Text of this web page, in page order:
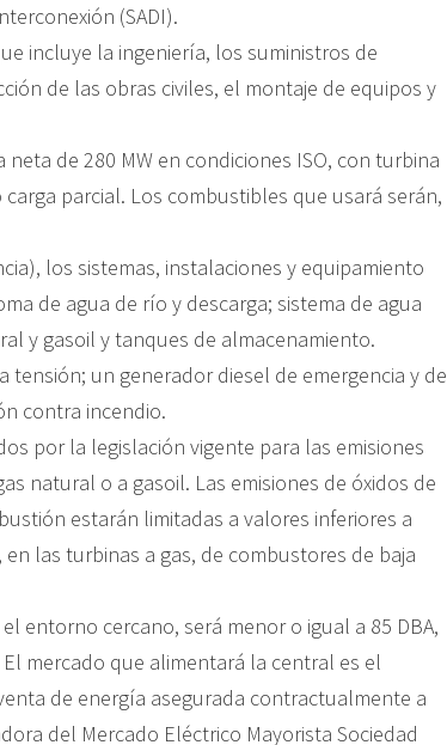
(SADI).
incluye la ingeniería, los suministros de
de las obras civiles, el montaje de equipos y
de 280 MW en condiciones ISO, con turbina
parcial. Los combustibles que usará serán,
los sistemas, instalaciones y equipamiento
de agua de río y descarga; sistema de agua
y gasoil y tanques de almacenamiento.
tensión; un generador diesel de emergencia y de
contra incendio.
por la legislación vigente para las emisiones
natural o a gasoil. Las emisiones de óxidos de
estarán limitadas a valores inferiores a
las turbinas a gas, de combustores de baja
entorno cercano, será menor o igual a 85 DBA,
mercado que alimentará la central es el
de energía asegurada contractualmente a
del Mercado Eléctrico Mayorista Sociedad